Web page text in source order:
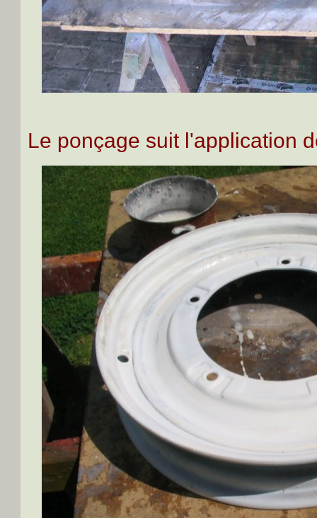
Le ponçage suit l'application